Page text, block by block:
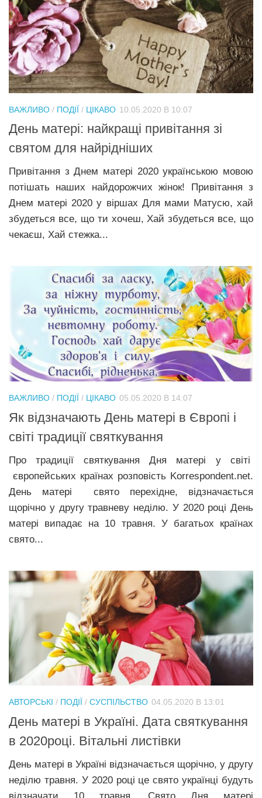
ВАЖЛИВО / ПОДІЇ / ЦІКАВО 10.05.2020 В 10:07
День матері: найкращі привітання зі
святом для найрідніших
Привітання з Днем матері 2020 українською мовою
потішать наших найдорожчих жінок! Привітання з
Днем матері 2020 у віршах Для мами Матусю, хай
збудеться все, що ти хочеш, Хай збудеться все, що
чекаєш, Хай стежка...
ВАЖЛИВО / ПОДІЇ / ЦІКАВО 05.05.2020 В 14:07
Як відзначають День матері в Європі і
світі традиції святкування
Про традиції святкування Дня матері у світі
європейських країнах розповість Korrespondent.net.
День матері свято перехідне, відзначається
щорічно у другу травневу неділю. У 2020 році День
матері випадає на 10 травня. У багатьох країнах
свято...
АВТОРСЬКІ / ПОДІЇ / СУСПІЛЬСТВО 04.05.2020 В 13:01
День матері в Україні. Дата святкування
в 2020році. Вітальні листівки
День матері в Україні відзначається щорічно, у другу
неділю травня. У 2020 році це свято українці будуть
відзначати 10 травня. Свято Дня матері